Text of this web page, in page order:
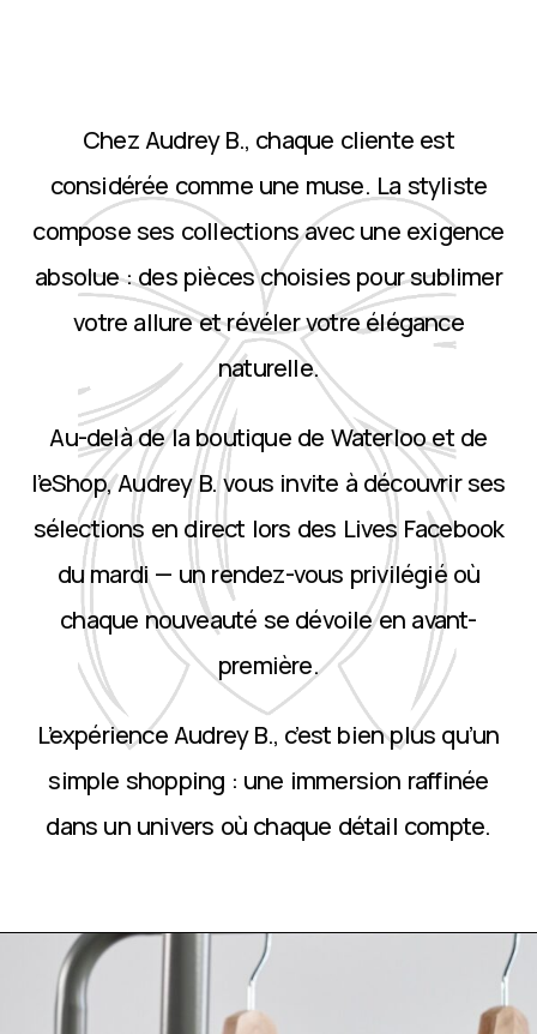
Chez Audrey B., chaque cliente est
considérée comme une muse. La styliste
compose ses collections avec une exigence
absolue : des pièces choisies pour sublimer
votre allure et révéler votre élégance
naturelle.
Au-delà de la boutique de Waterloo et de
l’eShop, Audrey B. vous invite à découvrir ses
sélections en direct lors des Lives Facebook
du mardi — un rendez-vous privilégié où
chaque nouveauté se dévoile en avant-
première.
L’expérience Audrey B., c’est bien plus qu’un
simple shopping : une immersion raffinée
dans un univers où chaque détail compte.